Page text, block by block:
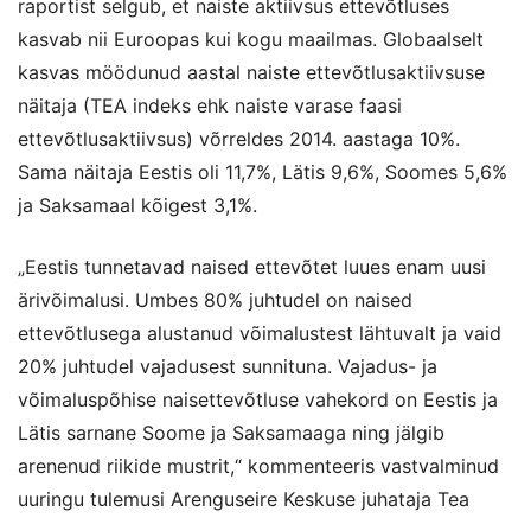
raportist selgub, et naiste aktiivsus ettevõtluses
kasvab nii Euroopas kui kogu maailmas. Globaalselt
kasvas möödunud aastal naiste ettevõtlusaktiivsuse
näitaja (TEA indeks ehk naiste varase faasi
ettevõtlusaktiivsus) võrreldes 2014. aastaga 10%.
Sama näitaja Eestis oli 11,7%, Lätis 9,6%, Soomes 5,6%
ja Saksamaal kõigest 3,1%.
„Eestis tunnetavad naised ettevõtet luues enam uusi
ärivõimalusi. Umbes 80% juhtudel on naised
ettevõtlusega alustanud võimalustest lähtuvalt ja vaid
20% juhtudel vajadusest sunnituna. Vajadus- ja
võimaluspõhise naisettevõtluse vahekord on Eestis ja
Lätis sarnane Soome ja Saksamaaga ning jälgib
arenenud riikide mustrit,“ kommenteeris vastvalminud
uuringu tulemusi Arenguseire Keskuse juhataja Tea